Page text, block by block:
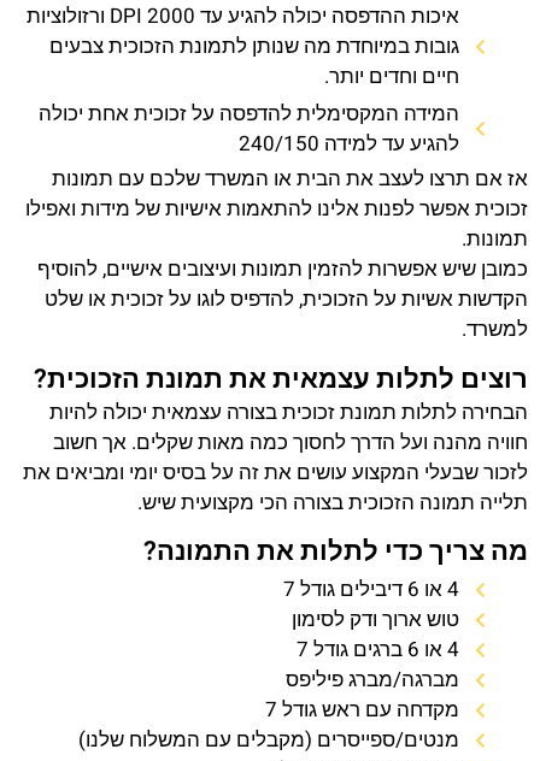
איכות ההדפסה יכולה להגיע עד 2000 DPI ורזולוציות
גובות במיוחדת מה שנותן לתמונת הזכוכית צבעים
חיים וחדים יותר.
המידה המקסימלית להדפסה על זכוכית אחת יכולה
להגיע עד למידה 240/150
אז אם תרצו לעצב את הבית או המשרד שלכם עם תמונות
זכוכית אפשר לפנות אלינו להתאמות אישיות של מידות ואפילו
תמונות.
כמובן שיש אפשרות להזמין תמונות ועיצובים אישיים, להוסיף
הקדשות אשיות על הזכוכית, להדפיס לוגו על זכוכית או שלט
למשרד.
רוצים לתלות עצמאית את תמונת הזכוכית?
הבחירה לתלות תמונת זכוכית בצורה עצמאית יכולה להיות
חוויה מהנה ועל הדרך לחסוך כמה מאות שקלים. אך חשוב
לזכור שבעלי המקצוע עושים את זה על בסיס יומי ומביאים את
תלייה תמונה הזכוכית בצורה הכי מקצועית שיש.
מה צריך כדי לתלות את התמונה?
4 או 6 דיבילים גודל 7
טוש ארוך ודק לסימון
4 או 6 ברגים גודל 7
מברגה/מברג פיליפס
מקדחה עם ראש גודל 7
מנטים/ספייסרים (מקבלים עם המשלוח שלנו)